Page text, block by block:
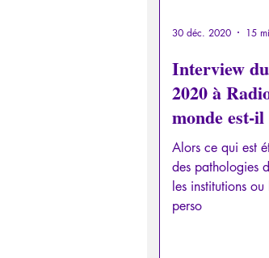
Interview
2020 à
monde est-il
Alors ce qui est
des pathologies
les institutions ou
perso
30 déc. 2020 15